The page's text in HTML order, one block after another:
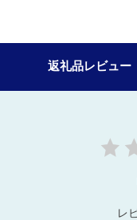
返礼品レビュー
レ